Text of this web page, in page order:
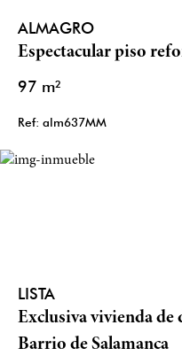
ALMAGRO
Espectacular piso
97 m²
Ref: alm637MM
LISTA
Exclusiva vivienda de
Barrio de Salamanca